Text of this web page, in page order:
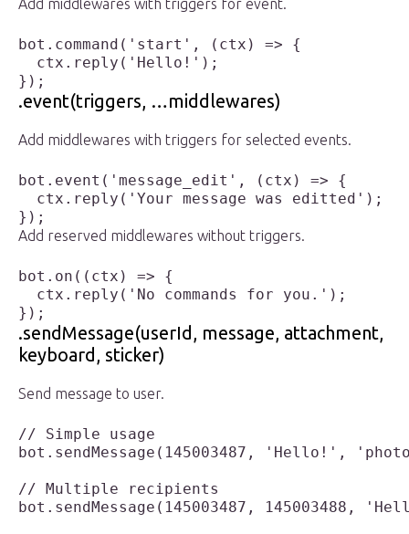
Add middlewares with triggers for event.
bot.command('start', (ctx) => {
  ctx.reply('Hello!');
});
.event(triggers, …middlewares)
Add middlewares with triggers for selected events.
bot.event('message_edit', (ctx) => {
  ctx.reply('Your message was editted');
});
Add reserved middlewares without triggers.
bot.on((ctx) => {
  ctx.reply('No commands for you.');
});
.sendMessage(userId, message, attachment,
keyboard, sticker)
Send message to user.
// Simple usage
bot.sendMessage(145003487, 'Hello!',
// Multiple recipients
bot.sendMessage(145003487, 145003488,